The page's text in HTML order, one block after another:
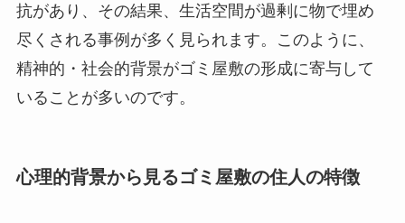
抗があり、その結果、生活空間が過剰に物で埋め
尽くされる事例が多く見られます。このように、
精神的・社会的背景がゴミ屋敷の形成に寄与して
いることが多いのです。
心理的背景から見るゴミ屋敷の住人の特徴